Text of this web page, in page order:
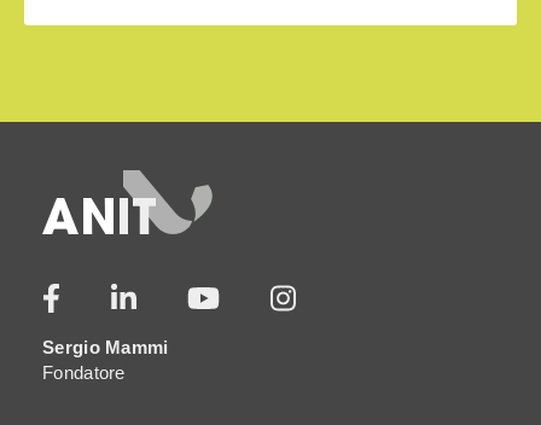
Sergio Mammi
Fondatore